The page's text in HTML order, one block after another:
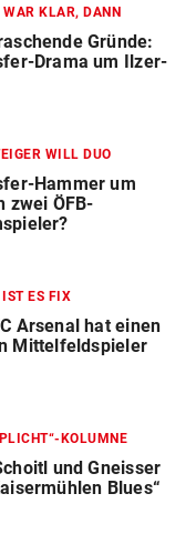
KLAR, DANN
Gründe:
Drama um Ilzer-
WILL DUO
Hammer um
zwei ÖFB-
ES FIX
Arsenal hat einen
Mittelfeldspieler
KOLUMNE
und Gneisser
Blues“